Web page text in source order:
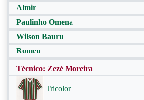
Almir
Paulinho Omena
Wilson Bauru
Romeu
Técnico: Zezé Moreira
Tricolor